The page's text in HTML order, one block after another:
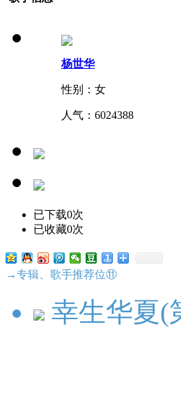
杨世华
性别：女
人气： 6024388
已下载0次
已收藏0次
→专辑、歌手推荐位⑪
幸生华夏(